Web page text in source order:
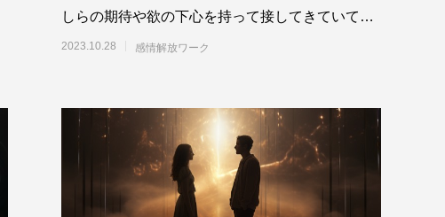
しらの期待や欲の下心を持って接してきていて、
その方向に常に私を仕向けようと躍起になってい
2023.10.28 感情解放ワーク